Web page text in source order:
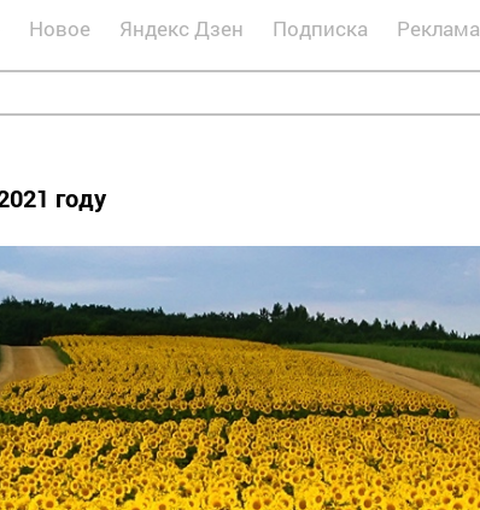
Новое Яндекс Дзен Подписка Реклама
году